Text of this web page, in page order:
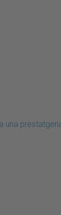
una